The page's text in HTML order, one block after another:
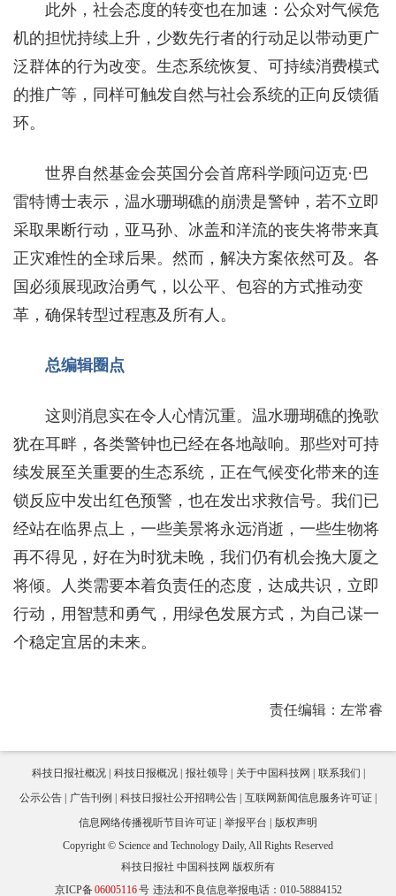
此外，社会态度的转变也在加速：公众对气候危
机的担忧持续上升，少数先行者的行动足以带动更广
泛群体的行为改变。生态系统恢复、可持续消费模式
的推广等，同样可触发自然与社会系统的正向反馈循
环。
世界自然基金会英国分会首席科学顾问迈克·巴
雷特博士表示，温水珊瑚礁的崩溃是警钟，若不立即
采取果断行动，亚马孙、冰盖和洋流的丧失将带来真
正灾难性的全球后果。然而，解决方案依然可及。各
国必须展现政治勇气，以公平、包容的方式推动变
革，确保转型过程惠及所有人。
总编辑圈点
这则消息实在令人心情沉重。温水珊瑚礁的挽歌
犹在耳畔，各类警钟也已经在各地敲响。那些对可持
续发展至关重要的生态系统，正在气候变化带来的连
锁反应中发出红色预警，也在发出求救信号。我们已
经站在临界点上，一些美景将永远消逝，一些生物将
再不得见，好在为时犹未晚，我们仍有机会挽大厦之
将倾。人类需要本着负责任的态度，达成共识，立即
行动，用智慧和勇气，用绿色发展方式，为自己谋一
个稳定宜居的未来。
责任编辑：左常睿
科技日报社概况 科技日报概况 报社领导 关于中国科技网
联系我们
公示公告
广告刊例 科技日报社公开招聘公告
互联网新闻信息服务许可证
信息网络传播视听节目许可证
举报平台
版权声明
Copyright © Science and Technology Daily, All Rights Reserved
科技日报社 中国科技网 版权所有
京ICP备06005116号 违法和不良信息举报电话：010-58884152